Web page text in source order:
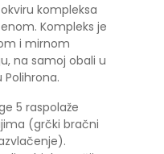
kompleksa
Kompleks je
i mirnom
na samoj obali u
5 raspolaže
(grčki bračni